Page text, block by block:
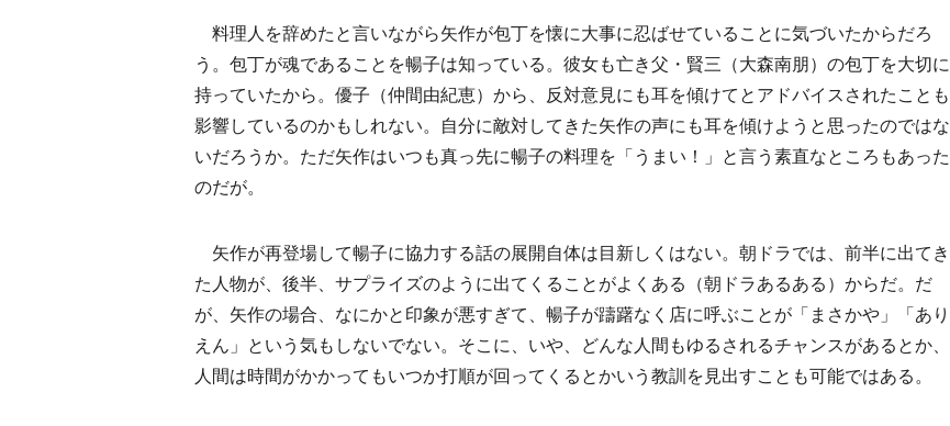
料理人を辞めたと言いながら矢作が包丁を懐に大事に忍ばせていることに気づいたからだろ
う。包丁が魂であることを暢子は知っている。彼女も亡き父・賢三（大森南朋）の包丁を大切に
持っていたから。優子（仲間由紀恵）から、反対意見にも耳を傾けてとアドバイスされたことも
影響しているのかもしれない。自分に敵対してきた矢作の声にも耳を傾けようと思ったのではな
いだろうか。ただ矢作はいつも真っ先に暢子の料理を「うまい！」と言う素直なところもあった
のだが。
矢作が再登場して暢子に協力する話の展開自体は目新しくはない。朝ドラでは、前半に出てき
た人物が、後半、サプライズのように出てくることがよくある（朝ドラあるある）からだ。だ
が、矢作の場合、なにかと印象が悪すぎて、暢子が躊躇なく店に呼ぶことが「まさかや」「あり
えん」という気もしないでない。そこに、いや、どんな人間もゆるされるチャンスがあるとか、
人間は時間がかかってもいつか打順が回ってくるとかいう教訓を見出すことも可能ではある。